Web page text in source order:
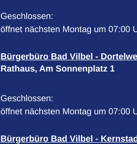
Klicken, um weitere Öffnungs-
Geschlossen:
öffnet nächsten Montag um 07:00
Bürgerbüro Bad Vilbel -
Rathaus, Am Sonnenplatz 1
Klicken, um weitere Öffnungs-
Geschlossen:
öffnet nächsten Montag um 07:00
Bürgerbüro Bad Vilbel -